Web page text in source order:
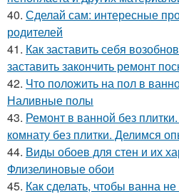
40. Сделай сам: интересные
родителей
41. Как заставить себя
заставить закончить ремонт
42. Что положить на пол в
Наливные полы
43. Ремонт в ванной без
комнату без плитки. Делимся
44. Виды обоев для стен и их
Флизелиновые обои
45. Как сделать, чтобы ванна